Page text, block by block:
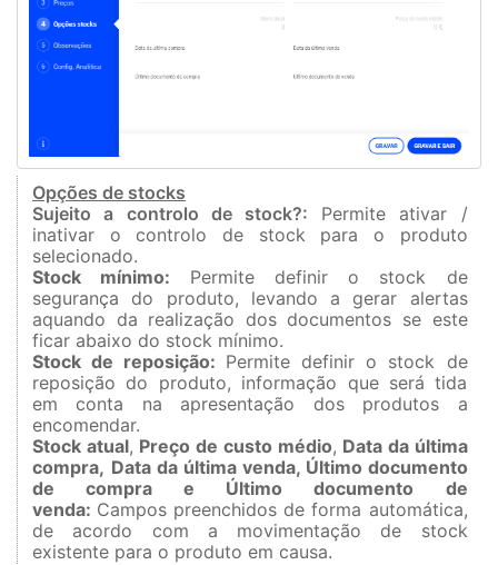
Opções de stocks
Sujeito a controlo de stock?: Permite ativar /
inativar o controlo de stock para o produto
selecionado.
Stock mínimo: Permite definir o stock de
segurança do produto, levando a gerar alertas
aquando da realização dos documentos se este
ficar abaixo do stock mínimo.
Stock de reposição: Permite definir o stock de
reposição do produto, informação que será tida
em conta na apresentação dos produtos a
encomendar.
Stock atual, Preço de custo médio, Data da última
compra, Data da última venda, Último documento
de compra e Último documento de
venda: Campos preenchidos de forma automática,
de acordo com a movimentação de stock
existente para o produto em causa.